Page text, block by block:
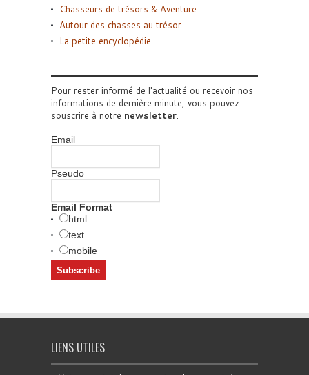
Chasseurs de trésors & Aventure
Autour des chasses au trésor
La petite encyclopédie
Pour rester informé de l'actualité ou recevoir nos
informations de dernière minute, vous pouvez
souscrire à notre newsletter.
Email
Pseudo
Email Format
html
text
mobile
LIENS UTILES